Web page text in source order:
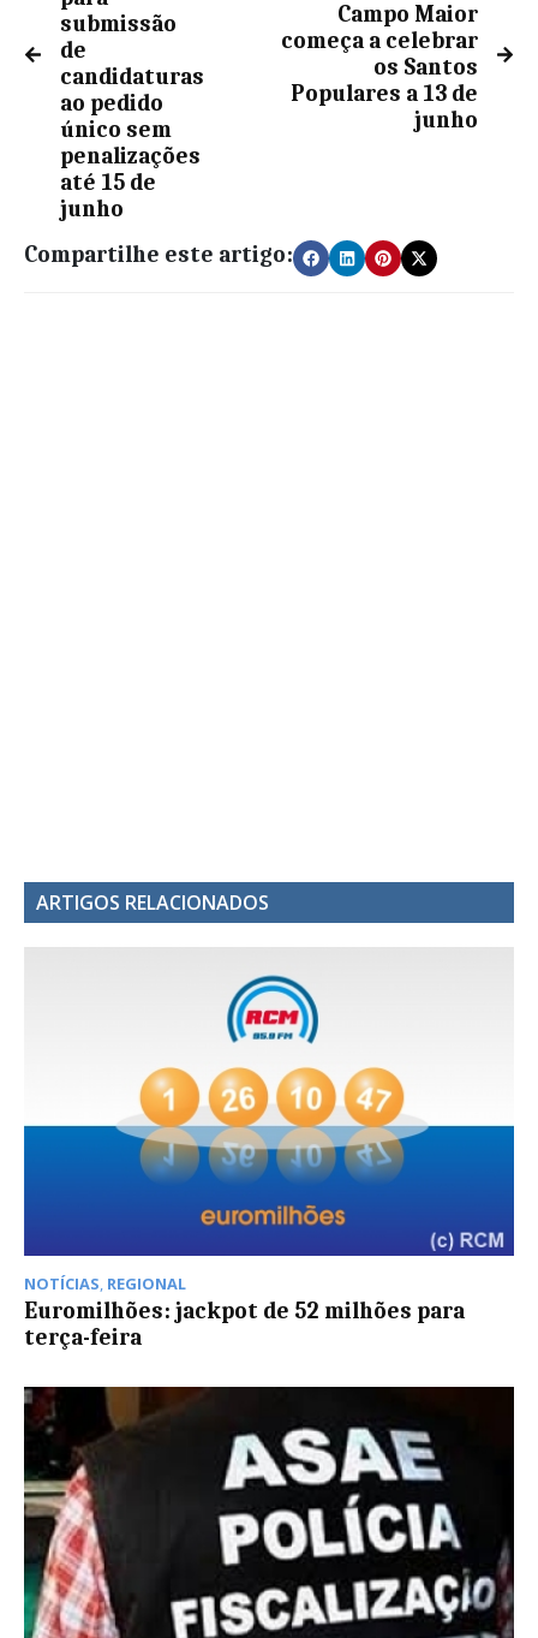
submissão
de
candidaturas
ao pedido
único sem
penalizações
até 15 de
junho
Campo Maior
começa a celebrar
os Santos
Populares a 13 de
junho
Compartilhe este artigo:
ARTIGOS RELACIONADOS
NOTÍCIAS, REGIONAL
Euromilhões: jackpot de 52 milhões para
terça-feira